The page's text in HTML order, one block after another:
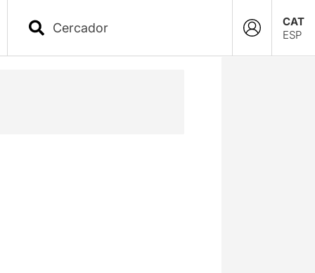
CAT
ESP